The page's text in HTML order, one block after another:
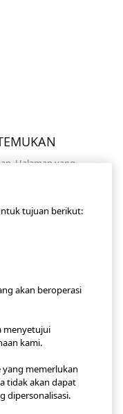
Halaman yang
klik untuk
tujuan berikut:
akan beroperasi
menyetujui
kami.
yang memerlukan
tidak akan dapat
dipersonalisasi.